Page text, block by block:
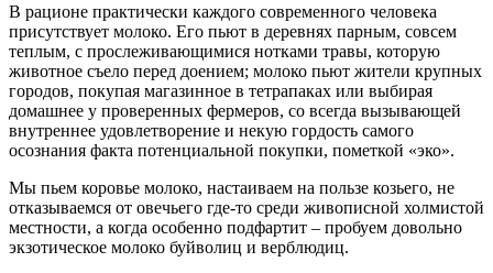
В рационе практически каждого современного человека
присутствует молоко. Его пьют в деревнях парным, совсем
теплым, с прослеживающимися нотками травы, которую
животное съело перед доением; молоко пьют жители крупных
городов, покупая магазинное в тетрапаках или выбирая
домашнее у проверенных фермеров, со всегда вызывающей
внутреннее удовлетворение и некую гордость самого
осознания факта потенциальной покупки, пометкой «эко».
Мы пьем коровье молоко, настаиваем на пользе козьего, не
отказываемся от овечьего где-то среди живописной холмистой
местности, а когда особенно подфартит – пробуем довольно
экзотическое молоко буйволиц и верблюдиц.